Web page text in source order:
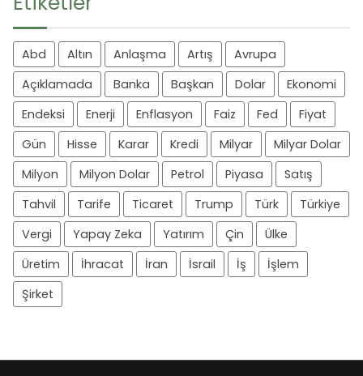
Abd Altın Anlaşma Artış
Avrupa
Açıklamada
Banka Başkan Dolar
Ekonomi
Endeksi
Enerji Enflasyon Faiz Fed
Fiyat
Gün
Hisse Karar Kredi Milyar
Milyar Dolar
Milyon
Milyon Dolar Petrol Piyasa
Satış
Tahvil
Tarife Ticaret Trump Türk
Türkiye
Vergi
Yapay Zeka Yatırım Çin
Ülke
Üretim
İhracat İran İsrail İş
İşlem
Şirket